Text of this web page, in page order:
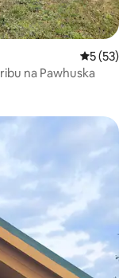
Ukadiriaji
5 (53)
na Pawhuska